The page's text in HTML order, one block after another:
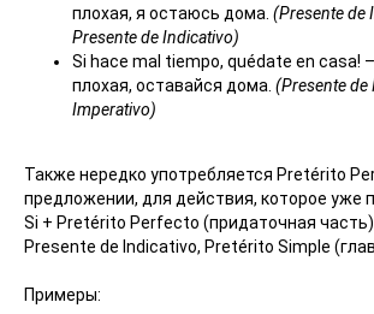
плохая, я остаюсь дома. (Presente de
Presente de Indicativo)
Si hace mal tiempo, quédate en casa!
плохая, оставайся дома. (Presente de
Imperativo)
Также нередко употребляется Pretérito
предложении, для действия, которое уже
Si + Pretérito Perfecto (придаточная часть)
Presente de Indicativo, Pretérito Simple
Примеры: